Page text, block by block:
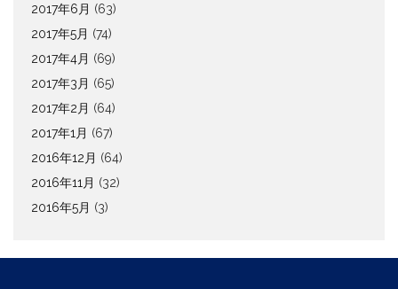
2017年6月 (63)
2017年5月 (74)
2017年4月 (69)
2017年3月 (65)
2017年2月 (64)
2017年1月 (67)
2016年12月 (64)
2016年11月 (32)
2016年5月 (3)